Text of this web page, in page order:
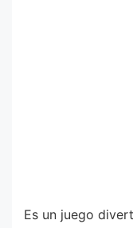
Es un juego